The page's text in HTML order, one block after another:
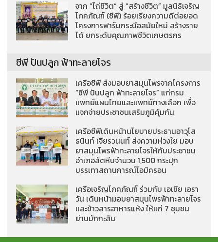
จาก “ไถ่ชีวิต” สู่ “สร้างชีวิต” มูลนิธิเจริญ
โภคภัณฑ์ (ซีพี) ร้อยเรียงความดีต่อยอด
โครงการฟาร์มกระบือสมัยใหม่ สร้างราย
ได้ ยกระดับคุณภาพชีวิตเกษตรกร
ซีพี ปันปลูก ฟ้าทะลายโจร
เครือซีพี ส่งมอบยาสมุนไพรจากโครงการ
“ซีพี ปันปลูก ฟ้าทะลายโจร” แก่กรม
แพทย์แผนไทยและแพทย์ทางเลือก เพื่อ
แจกจ่ายประชาชนเสริมภูมิคุ้มกัน
เครือซีพีเดินหน้านโยบายประธานอาวุโส
ธนินท์ เจียรวนนท์ ส่งความห่วงใย มอบ
ยาสมุนไพรฟ้าทะลายโจรให้กับประชาชน
อำเภอสัตหีบจำนวน 1,500 กระปุก
บรรเทาสถานการณ์โอมิครอน
เครือเจริญโภคภัณฑ์ ร่วมกับ เอเชีย เอรา
วัน เดินหน้ามอบยาสมุนไพรฟ้าทะลายโจร
และข้าวสารอาหารแห้ง ให้แก่ 7 ชุมชน
ย่านมักกะสัน